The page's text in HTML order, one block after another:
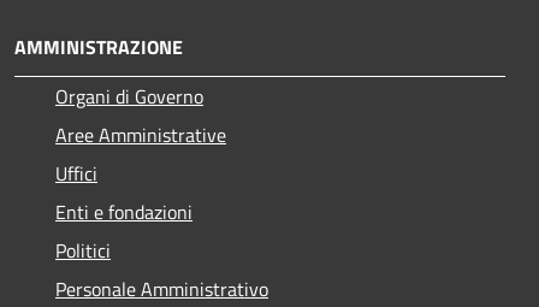
AMMINISTRAZIONE
Organi di Governo
Aree Amministrative
Uffici
Enti e fondazioni
Politici
Personale Amministrativo